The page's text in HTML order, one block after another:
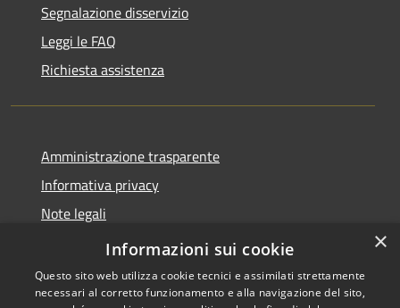
Segnalazione disservizio
Leggi le FAQ
Richiesta assistenza
Amministrazione trasparente
Informativa privacy
Note legali
Dichiarazione di accessibilità
×
Informazioni sui cookie
Questo sito web utilizza cookie tecnici e assimilati strettamente
necessari al corretto funzionamento e alla navigazione del sito,